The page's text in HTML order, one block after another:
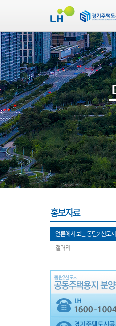
홍보자료
언론에서 보는 동탄2 신도시
갤러리